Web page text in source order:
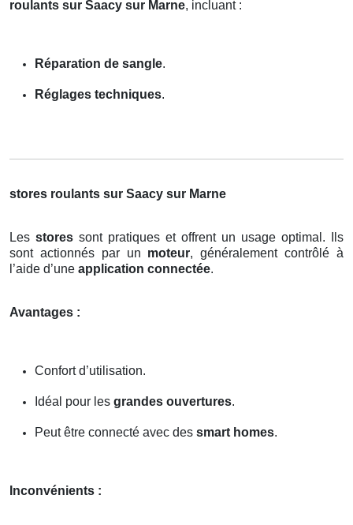
roulants sur Saacy sur Marne, incluant :
Réparation de sangle.
Réglages techniques.
stores roulants sur Saacy sur Marne
Les stores sont pratiques et offrent un usage optimal. Ils
sont actionnés par un moteur, généralement contrôlé à
l’aide d’une application connectée.
Avantages :
Confort d’utilisation.
Idéal pour les grandes ouvertures.
Peut être connecté avec des smart homes.
Inconvénients :